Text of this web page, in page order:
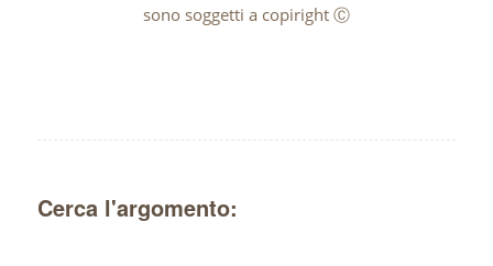
sono soggetti a copiright Ⓒ
Cerca l'argomento: